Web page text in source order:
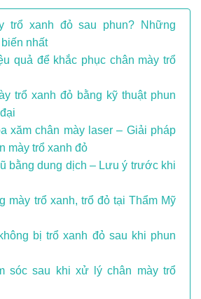
trổ xanh đỏ sau phun? Những
nhất
quả để khắc phục chân mày trổ
trổ xanh đỏ bằng kỹ thuật phun
xăm chân mày laser – Giải pháp
mày trổ xanh đỏ
bằng dung dịch – Lưu ý trước khi
mày trổ xanh, trổ đỏ tại Thẩm Mỹ
bị trổ xanh đỏ sau khi phun
sóc sau khi xử lý chân mày trổ